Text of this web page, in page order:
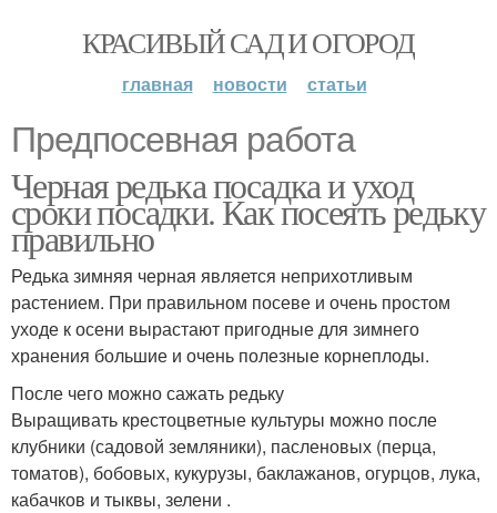
КРАСИВЫЙ САД И ОГОРОД
главная новости статьи
Предпосевная работа
Черная редька посадка и уход
сроки посадки. Как посеять редьку
правильно
Редька зимняя черная является неприхотливым
растением. При правильном посеве и очень простом
уходе к осени вырастают пригодные для зимнего
хранения большие и очень полезные корнеплоды.
После чего можно сажать редьку
Выращивать крестоцветные культуры можно после
клубники (садовой земляники), пасленовых (перца,
томатов), бобовых, кукурузы, баклажанов, огурцов, лука,
кабачков и тыквы, зелени .